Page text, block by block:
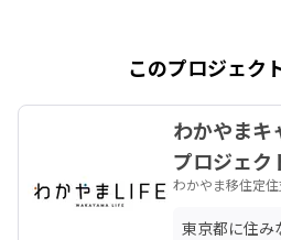
このプロジェク
わかやまキ
プロジェク
わかやま移住定
東京都に住み